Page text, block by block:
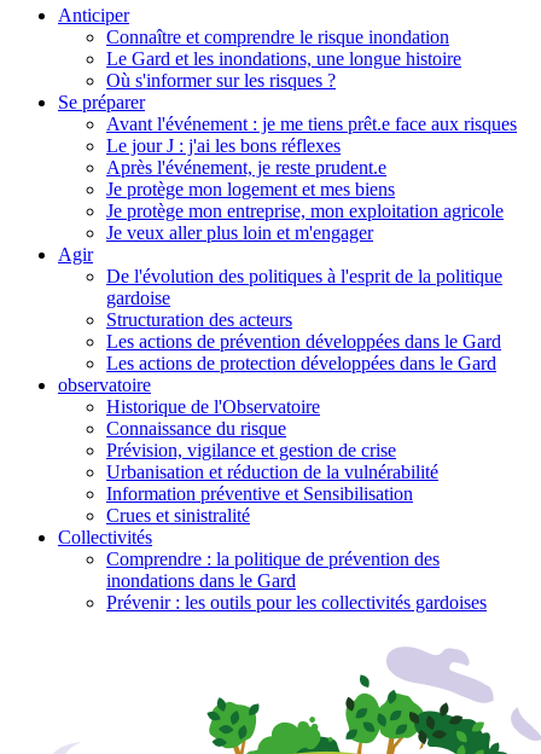
Anticiper
Connaître et comprendre le risque inondation
Le Gard et les inondations, une longue histoire
Où s'informer sur les risques ?
Se préparer
Avant l'événement : je me tiens prêt.e face aux risques
Le jour J : j'ai les bons réflexes
Après l'événement, je reste prudent.e
Je protège mon logement et mes biens
Je protège mon entreprise, mon exploitation agricole
Je veux aller plus loin et m'engager
Agir
De l'évolution des politiques à l'esprit de la politique
gardoise
Structuration des acteurs
Les actions de prévention développées dans le Gard
Les actions de protection développées dans le Gard
observatoire
Historique de l'Observatoire
Connaissance du risque
Prévision, vigilance et gestion de crise
Urbanisation et réduction de la vulnérabilité
Information préventive et Sensibilisation
Crues et sinistralité
Collectivités
Comprendre : la politique de prévention des
inondations dans le Gard
Prévenir : les outils pour les collectivités gardoises